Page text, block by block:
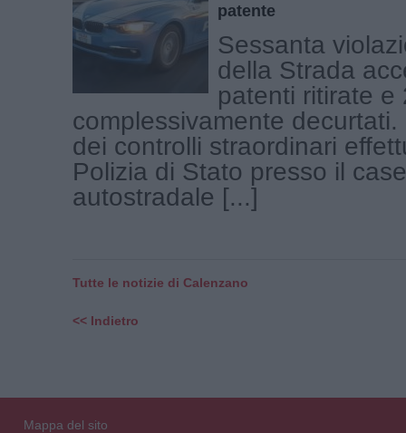
patente
Sessanta
della Strada
patenti ritirate e
complessivamente
dei controlli straordinari
Polizia di Stato presso il
autostradale [...]
Tutte le notizie di Calenzano
<< Indietro
Mappa del sito